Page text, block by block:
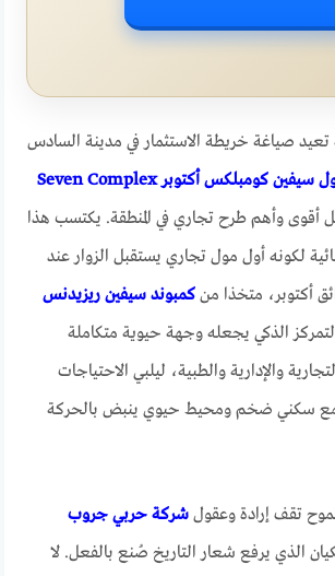
تعيد صياغة خريطة الاستثمار في مدينة السادس
سيفين كومبلكس أكتوبر Seven Complex
أقوى وأهم طرح تجاري في المنطقة. يكتسب هذا
لكونه أول مول تجاري يستقبل الزوار عند
أكتوبر، متخذا منكمبوند سيفين ريزيدنس
الذكي يجعله وجهة حيوية متكاملة
والإدارية والطبية، ليلبي الاحتياجات
سكني ضخم ومحيط حيوي ينبض بالحركة
تقف إرادة وعقولشركة حربي جروب
الذي يرفع شعار التاريخ صُنع بالفعل. لا